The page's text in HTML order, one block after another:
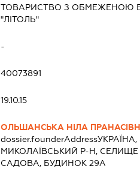
ТОВАРИСТВО З ОБМЕЖЕНОЮ
"ЛІТОЛЬ"
-
40073891
19.10.15
ОЛЬШАНСЬКА НІЛА
dossier.founderAddress
МИКОЛАЇВСЬКИЙ Р-Н, СЕЛИЩЕ
САДОВА, БУДИНОК 29А